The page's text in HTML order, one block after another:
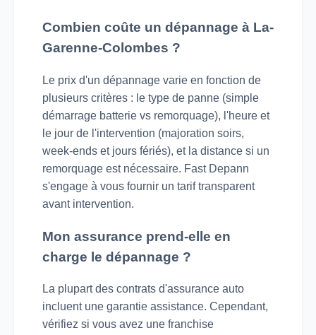
Combien coûte un dépannage à La-
Garenne-Colombes ?
Le prix d'un dépannage varie en fonction de
plusieurs critères : le type de panne (simple
démarrage batterie vs remorquage), l'heure et
le jour de l'intervention (majoration soirs,
week-ends et jours fériés), et la distance si un
remorquage est nécessaire. Fast Depann
s'engage à vous fournir un tarif transparent
avant intervention.
Mon assurance prend-elle en
charge le dépannage ?
La plupart des contrats d'assurance auto
incluent une garantie assistance. Cependant,
vérifiez si vous avez une franchise